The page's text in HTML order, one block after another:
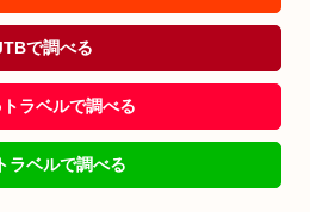
で調べる
ラベルで調べる
ラベルで調べる